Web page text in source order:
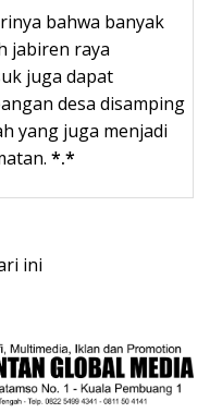
bahwa banyak
jabiren raya
juga dapat
desa disamping
yang juga menjadi
*.*
ini